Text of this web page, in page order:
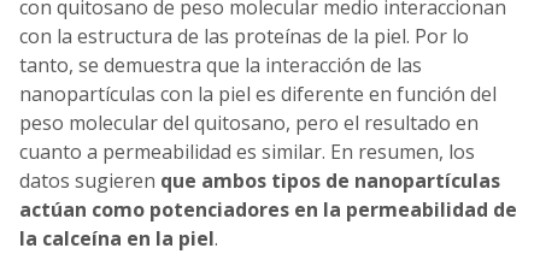
con quitosano de peso molecular medio interaccionan
con la estructura de las proteínas de la piel. Por lo
tanto, se demuestra que la interacción de las
nanopartículas con la piel es diferente en función del
peso molecular del quitosano, pero el resultado en
cuanto a permeabilidad es similar. En resumen, los
datos sugieren que ambos tipos de nanopartículas
actúan como potenciadores en la permeabilidad de
la calceína en la piel.